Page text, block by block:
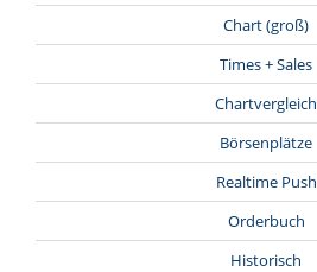
Chart (groß)
Times + Sales
Chartvergleich
Börsenplätze
Realtime Push
Orderbuch
Historisch